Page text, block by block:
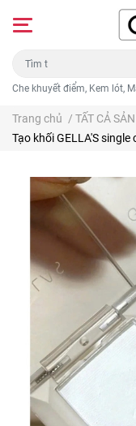
Che khuyết điểm, Kem lót,
Trang chủ / TẤT CẢ
Tạo khối GELLA'S single